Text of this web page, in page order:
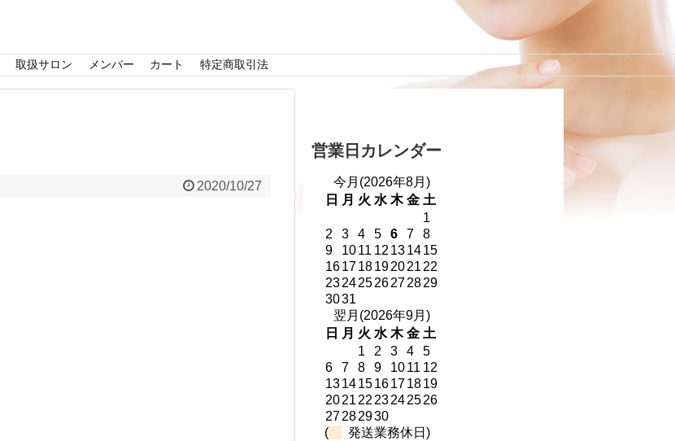
取扱サロン メンバー カート 特定商取引法
2020/10/27
営業日カレンダー
今月(2026年8月)
日
月 火 水 木 金 土
1
2
3 4 5 6 7
8
9
1011 12 131415
161718192021 22
23242526272829
3031
翌月(2026年9月)
日
月 火 水 木 金 土
1
2 3 4
5
6
7 8 9 1011 12
13141516171819
2021 22 23242526
27282930
(
発送業務休日)